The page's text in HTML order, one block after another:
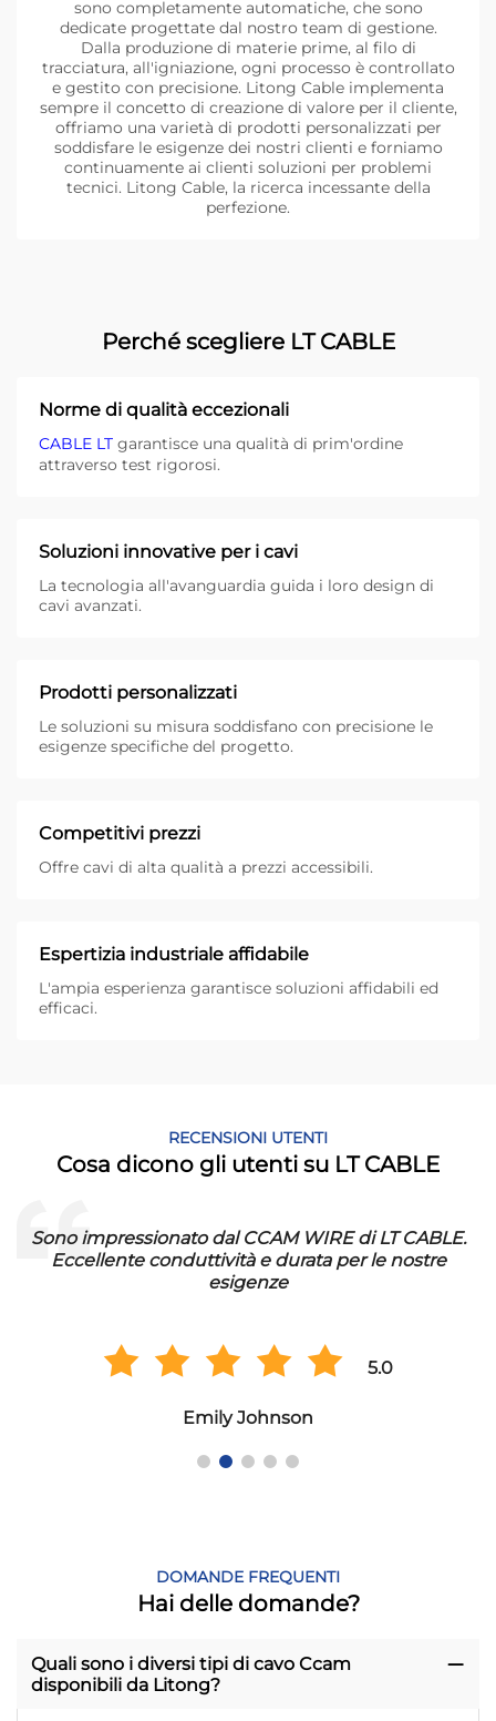
sono completamente automatiche, che sono
dedicate progettate dal nostro team di gestione.
Dalla produzione di materie prime, al filo di
tracciatura, all'igniazione, ogni processo è controllato
e gestito con precisione. Litong Cable implementa
sempre il concetto di creazione di valore per il cliente,
offriamo una varietà di prodotti personalizzati per
soddisfare le esigenze dei nostri clienti e forniamo
continuamente ai clienti soluzioni per problemi
tecnici. Litong Cable, la ricerca incessante della
perfezione.
Perché scegliere LT CABLE
Norme di qualità eccezionali
CABLE LT garantisce una qualità di prim'ordine
attraverso test rigorosi.
Soluzioni innovative per i cavi
La tecnologia all'avanguardia guida i loro design di
cavi avanzati.
Prodotti personalizzati
Le soluzioni su misura soddisfano con precisione le
esigenze specifiche del progetto.
Competitivi prezzi
Offre cavi di alta qualità a prezzi accessibili.
Espertizia industriale affidabile
L'ampia esperienza garantisce soluzioni affidabili ed
efficaci.
RECENSIONI UTENTI
Cosa dicono gli utenti su LT CABLE
Sono impressionato dal CCAM WIRE di LT CABLE.
Eccellente conduttività e durata per le nostre
esigenze
5.0
Emily Johnson
DOMANDE FREQUENTI
Hai delle domande?
Quali sono i diversi tipi di cavo Ccam
disponibili da Litong?